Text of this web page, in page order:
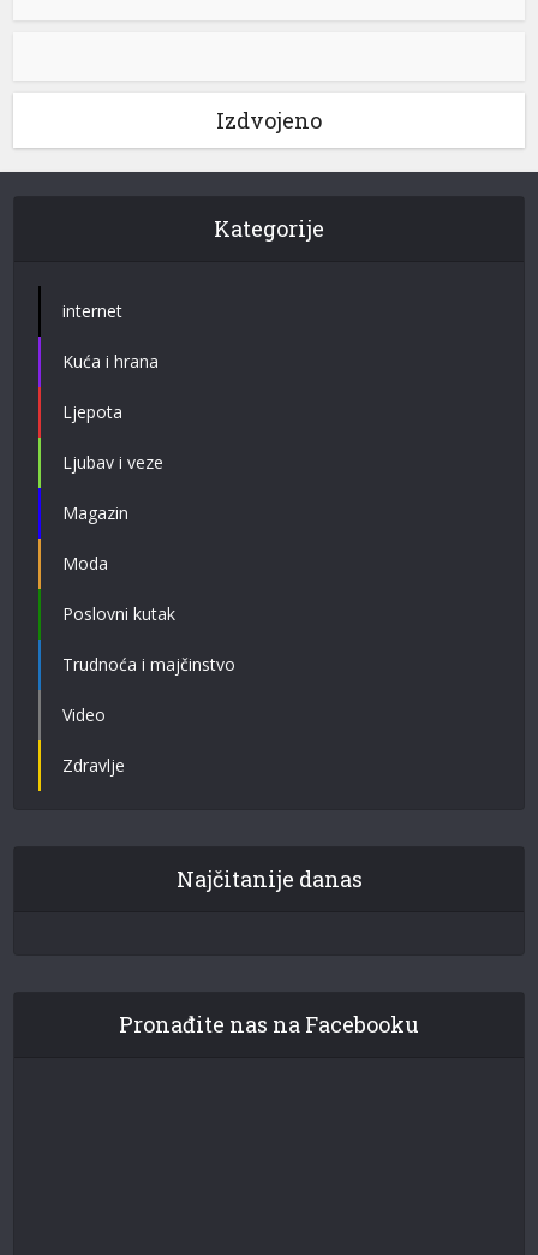
Izdvojeno
Kategorije
internet
Kuća i hrana
Ljepota
Ljubav i veze
Magazin
Moda
Poslovni kutak
Trudnoća i majčinstvo
Video
Zdravlje
Najčitanije danas
Pronađite nas na Facebooku